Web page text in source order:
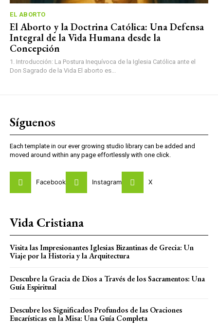
EL ABORTO
El Aborto y la Doctrina Católica: Una Defensa
Integral de la Vida Humana desde la
Concepción
1. Introducción: La Postura Inequívoca de la Iglesia Católica ante el
Don Sagrado de la Vida El aborto es...
Síguenos
Each template in our ever growing studio library can be added and
moved around within any page effortlessly with one click.
Facebook Instagram X
Vida Cristiana
Visita las Impresionantes Iglesias Bizantinas de Grecia: Un
Viaje por la Historia y la Arquitectura
Descubre la Gracia de Dios a Través de los Sacramentos: Una
Guía Espiritual
Descubre los Significados Profundos de las Oraciones
Eucarísticas en la Misa: Una Guía Completa